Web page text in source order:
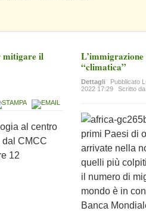
mitigare il
al centro
CMCC
12
“climatica”
Dettagli Pubblicato
2022 17:29
Scritto
primi Paesi di
arrivate nella
quelli più
il numero di
mondo è in
Banca